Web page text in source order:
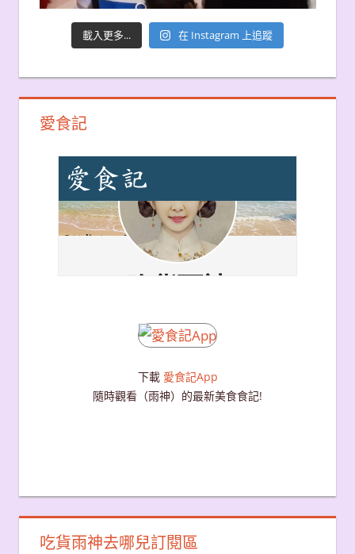
載入更多... 在 Instagram 上追蹤
愛食記
下載 愛食記App
隨時觀看（雨神）的最新美食食記!
吃貨雨神去哪兒訂閱區